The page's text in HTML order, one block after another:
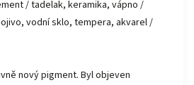
/ tadelak, keramika, vápno /
vodní sklo, tempera, akvarel /
nový pigment. Byl objeven